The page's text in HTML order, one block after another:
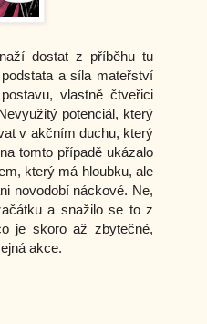
dostat z příběhu tu
a síla mateřství
vlastně čtveřici
potenciál, který
v akčním duchu, který
tomto případě ukázalo
který má hloubku, ale
novodobí náckové. Ne,
a snažilo se to z
je skoro až zbytečné,
akce.